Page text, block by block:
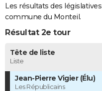
Les résultats des
commune du Monteil.
Résultat 2e tour
Tête de liste
Liste
Jean-Pierre Vigier (Élu)
Les Républicains